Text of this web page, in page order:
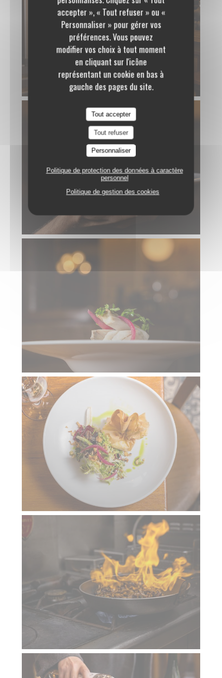
accepter », « Tout refuser » ou «
Personnaliser » pour gérer vos
préférences. Vous pouvez
modifier vos choix à tout moment
en cliquant sur l'icône
représentant un cookie en bas à
gauche des pages du site.
Tout accepter
Tout refuser
Personnaliser
Politique de protection des données à caractère
personnel
Politique de gestion des cookies